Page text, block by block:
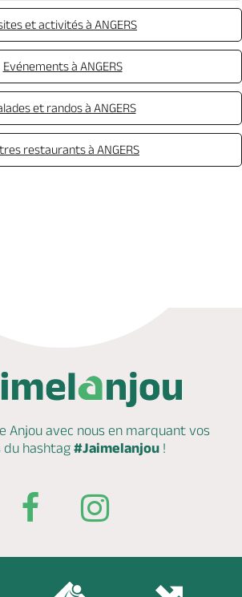
et activités à ANGERS
Evénements à ANGERS
et randos à ANGERS
restaurants à ANGERS
Anjou avec nous en marquantvos
du hashtag#Jaimelanjou !